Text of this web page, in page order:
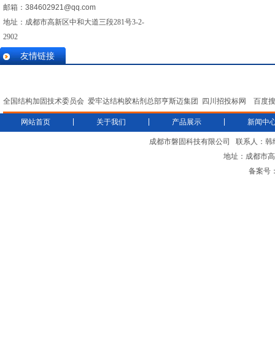
邮箱： 384602921@qq.com
地址：成都市高新区中和大道三段281号3-2-
2902
友情链接
全国结构加固技术委员会 爱牢达结构胶粘剂总部亨斯迈集团 四川招投标网 百度
网站首页 关于我们 产品展示 新闻中
成都市磐固科技有限公司 联系人：
地址：成都市
备案号